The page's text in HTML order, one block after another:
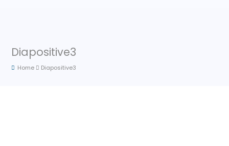
Diapositive3
Home Diapositive3